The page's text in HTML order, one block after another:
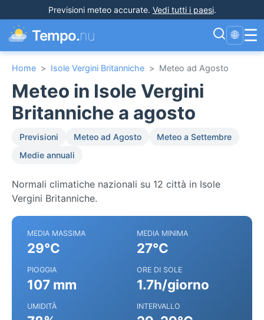
Previsioni meteo accurate. Vedi tutti i paesi.
Tempo.nu 🌐 ☰
Home > Isole Vergini Britanniche > Meteo ad Agosto
Meteo in Isole Vergini
Britanniche a agosto
Previsioni Meteo ad Agosto
Meteo a Settembre
Medie annuali
Normali climatiche nazionali su 12 città in Isole
Vergini Britanniche.
MEDIA MASSIMA
29°C
MEDIA MINIMA
27°C
PIOGGIA
107 mm
ORE DI SOLE
1.7h/giorno
UMIDITÀ INTERVALLO